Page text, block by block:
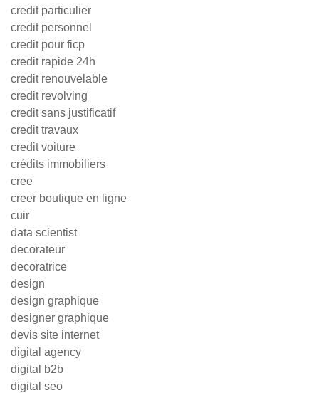
credit particulier
credit personnel
credit pour ficp
credit rapide 24h
credit renouvelable
credit revolving
credit sans justificatif
credit travaux
credit voiture
crédits immobiliers
cree
creer boutique en ligne
cuir
data scientist
decorateur
decoratrice
design
design graphique
designer graphique
devis site internet
digital agency
digital b2b
digital seo